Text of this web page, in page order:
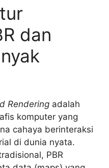
dan
Rendering adalah
komputer yang
cahaya berinteraksi
di dunia nyata.
PBR